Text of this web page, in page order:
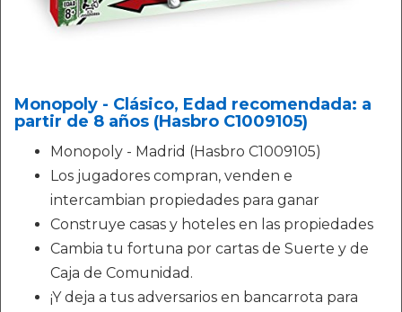
Monopoly - Clásico, Edad recomendada: a
partir de 8 años (Hasbro C1009105)
Monopoly - Madrid (Hasbro C1009105)
Los jugadores compran, venden e
intercambian propiedades para ganar
Construye casas y hoteles en las propiedades
Cambia tu fortuna por cartas de Suerte y de
Caja de Comunidad.
¡Y deja a tus adversarios en bancarrota para